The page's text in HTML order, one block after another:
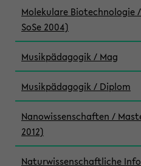
Molekulare Biotechnologie
SoSe 2004)
Musikpädagogik / Mag
Musikpädagogik / Diplom
Nanowissenschaften /
2012)
Naturwissenschaftliche